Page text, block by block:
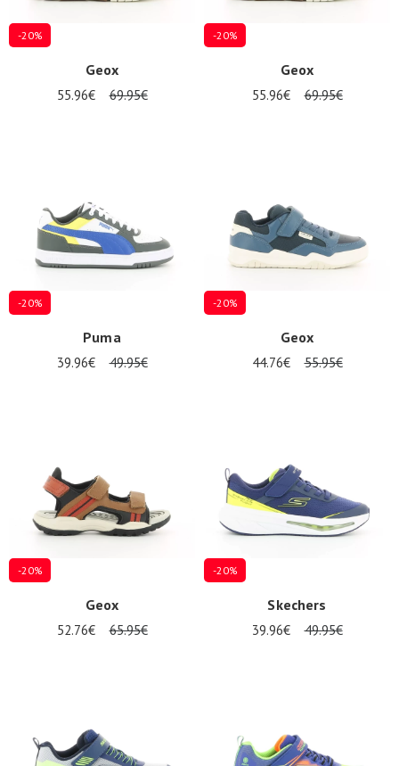
-20%
Geox
55.96€ 69.95€
-20%
Geox
55.96€ 69.95€
-20%
Puma
39.96€ 49.95€
-20%
Geox
44.76€ 55.95€
-20%
Geox
52.76€ 65.95€
-20%
Skechers
39.96€ 49.95€